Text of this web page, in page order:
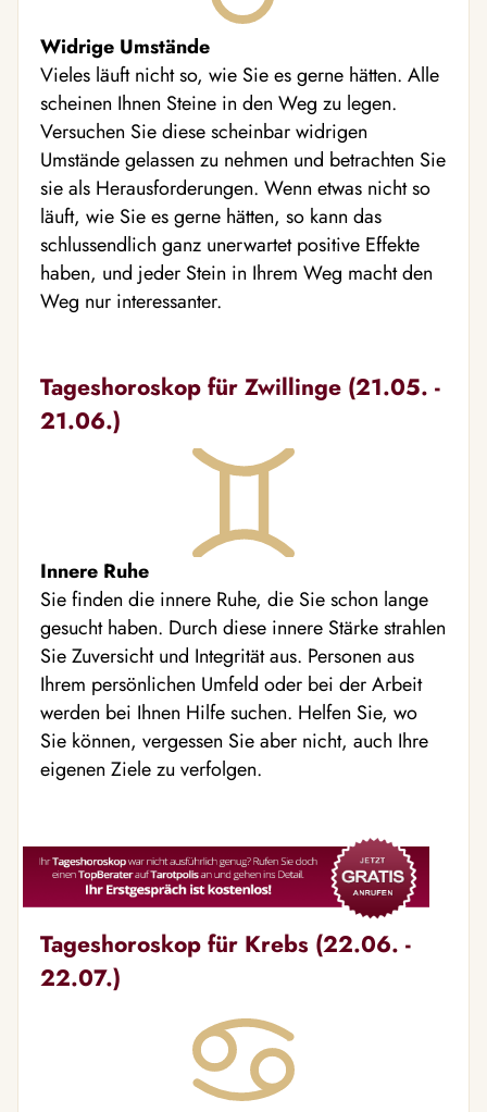
Widrige Umstände
Vieles läuft nicht so, wie Sie es gerne hätten. Alle
scheinen Ihnen Steine in den Weg zu legen.
Versuchen Sie diese scheinbar widrigen
Umstände gelassen zu nehmen und betrachten Sie
sie als Herausforderungen. Wenn etwas nicht so
läuft, wie Sie es gerne hätten, so kann das
schlussendlich ganz unerwartet positive Effekte
haben, und jeder Stein in Ihrem Weg macht den
Weg nur interessanter.
Tageshoroskop für Zwillinge (21.05. -
21.06.)
Innere Ruhe
Sie finden die innere Ruhe, die Sie schon lange
gesucht haben. Durch diese innere Stärke strahlen
Sie Zuversicht und Integrität aus. Personen aus
Ihrem persönlichen Umfeld oder bei der Arbeit
werden bei Ihnen Hilfe suchen. Helfen Sie, wo
Sie können, vergessen Sie aber nicht, auch Ihre
eigenen Ziele zu verfolgen.
Tageshoroskop für Krebs (22.06. -
22.07.)